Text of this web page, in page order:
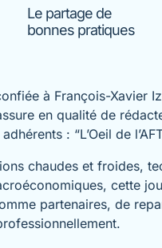
Le partage de
bonnes pratiques
à François-Xavier
en qualité de
: “L’Oeil de
chaudes et froides,
cette
partenaires, de
.